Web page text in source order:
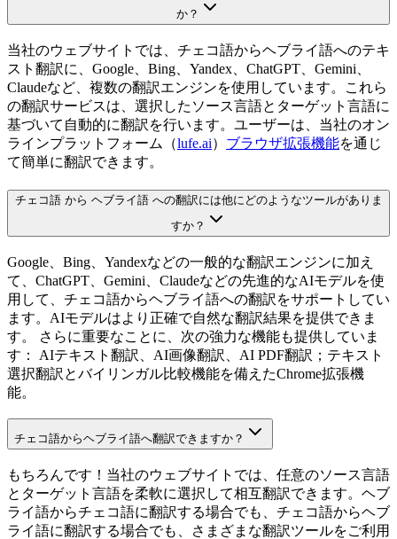
か？
当社のウェブサイトでは、チェコ語からヘブライ語へのテキ
スト翻訳に、Google、Bing、Yandex、ChatGPT、Gemini、
Claudeなど、複数の翻訳エンジンを使用しています。これら
の翻訳サービスは、選択したソース言語とターゲット言語に
基づいて自動的に翻訳を行います。ユーザーは、当社のオン
ラインプラットフォーム（lufe.ai） ブラウザ拡張機能を通じ
て簡単に翻訳できます。
チェコ語 から ヘブライ語 への翻訳には他にどのようなツールがありま
すか？
Google、Bing、Yandexなどの一般的な翻訳エンジンに加え
て、ChatGPT、Gemini、Claudeなどの先進的なAIモデルを使
用して、チェコ語からヘブライ語への翻訳をサポートしてい
ます。AIモデルはより正確で自然な翻訳結果を提供できま
す。 さらに重要なことに、次の強力な機能も提供していま
す： AIテキスト翻訳、AI画像翻訳、AI PDF翻訳；テキスト
選択翻訳とバイリンガル比較機能を備えたChrome拡張機
能。
チェコ語からヘブライ語へ翻訳できますか？
もちろんです！当社のウェブサイトでは、任意のソース言語
とターゲット言語を柔軟に選択して相互翻訳できます。ヘブ
ライ語からチェコ語に翻訳する場合でも、チェコ語からヘブ
ライ語に翻訳する場合でも、さまざまな翻訳ツールをご利用